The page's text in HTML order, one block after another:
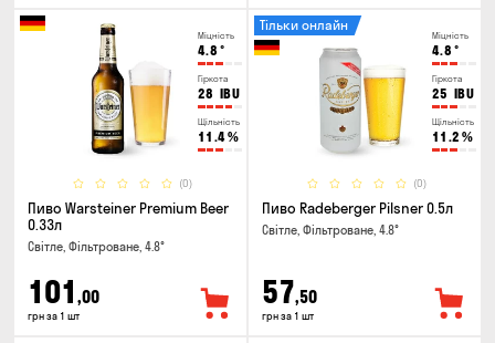
Міцність
4.8 °
Гіркота
28 IBU
Щільність
11.4%
(0)
Пиво Warsteiner Premium Beer
0.33л
Світле, Фільтроване, 4.8°
101 ,00
грн за 1 шт
Міцність
4.8 °
Гіркота
25 IBU
Щільність
11.2 %
(0)
Тільки онлайн
Пиво Radeberger Pilsner 0.5л
Світле, Фільтроване, 4.8°
57,50
грн за 1 шт